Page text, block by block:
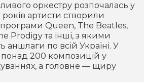
оркестру розпочалась у
років артисти створили
програми Queen, The Beatles,
Prodigy та інші, з якими
аншлаги по всій Україні. У
понад 200 композицій у
а головне — щиру